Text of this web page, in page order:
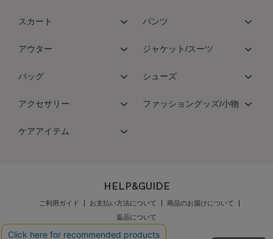
スカート パンツ
アウター ジャケット/スーツ
バッグ シューズ
アクセサリー ファッショングッズ/小物
ケアアイテム
HELP&GUIDE
ご利用ガイド お支払い方法について
商品のお届けについて
返品について